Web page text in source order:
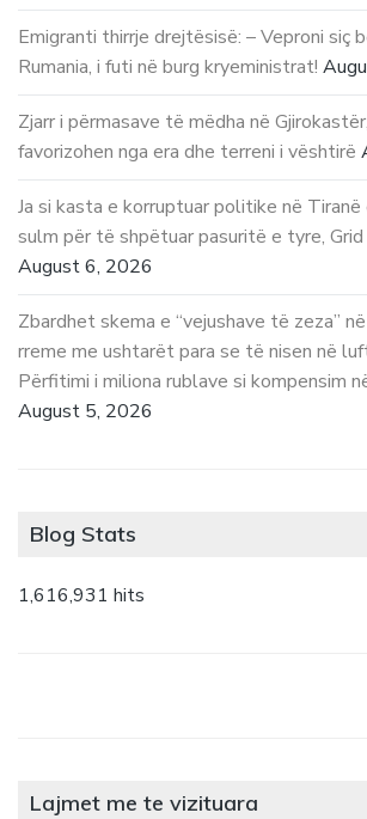
Emigranti thirrje drejtësisë: – Veproni siç
Rumania, i futi në burg kryeministrat!
Zjarr i përmasave të mëdha në
favorizohen nga era dhe terreni i vështirë
Ja si kasta e korruptuar politike në
sulm për të shpëtuar pasuritë e tyre,
August 6, 2026
Zbardhet skema e “vejushave të zeza”
rreme me ushtarët para se të nisen në
Përfitimi i miliona rublave si kompensim
August 5, 2026
Blog Stats
1,616,931 hits
Lajmet me te vizituara